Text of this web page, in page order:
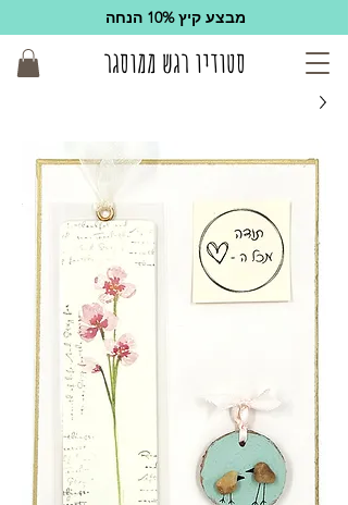
סטודיו רגש ממוסגר
מבצע קיץ 10% הנחה